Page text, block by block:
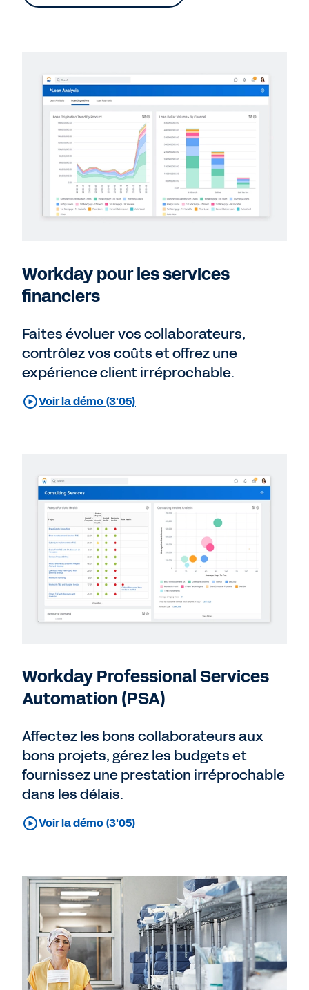
Workday pour les services
financiers
Faites évoluer vos collaborateurs,
contrôlez vos coûts et offrez une
expérience client irréprochable.
Voir la démo (3'05)
Workday Professional Services
Automation (PSA)
Affectez les bons collaborateurs aux
bons projets, gérez les budgets et
fournissez une prestation irréprochable
dans les délais.
Voir la démo (3'05)